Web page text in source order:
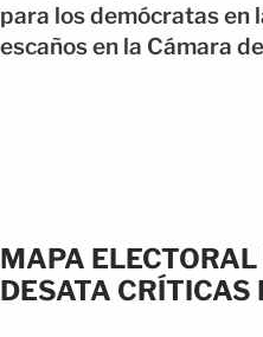
para los demócratas en
escaños en la Cámara
MAPA
DESATA CRÍTICAS